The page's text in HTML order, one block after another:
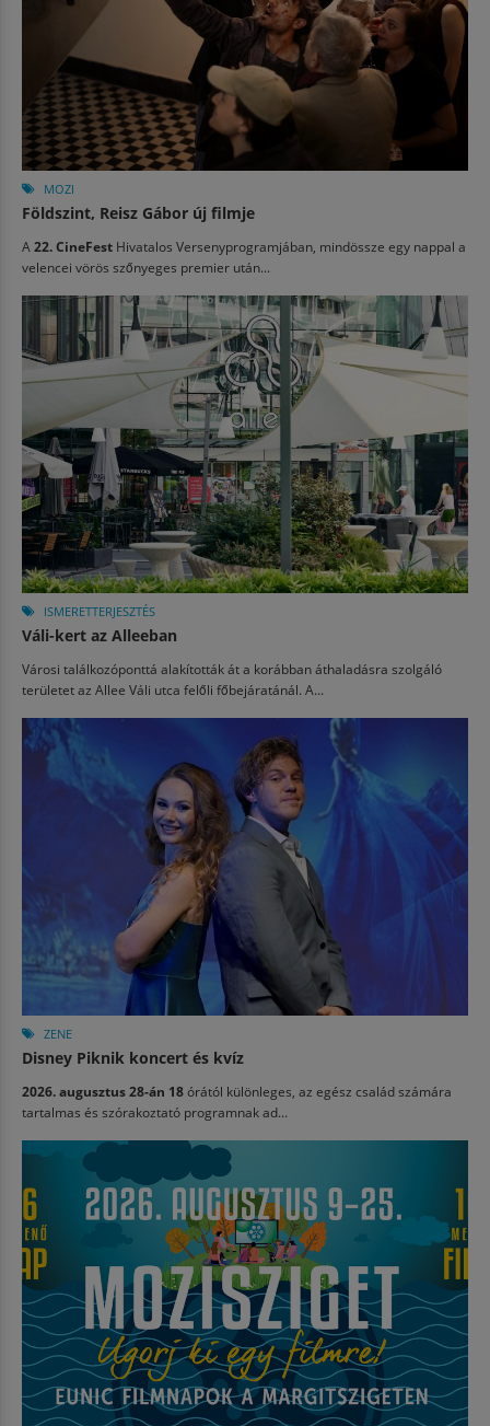
MOZI
Földszint, Reisz Gábor új filmje
A 22. CineFest Hivatalos Versenyprogramjában, mindössze egy nappal a
velencei vörös szőnyeges premier után...
ISMERETTERJESZTÉS
Váli-kert az Alleeban
Városi találkozóponttá alakították át a korábban áthaladásra szolgáló
területet az Allee Váli utca felőli főbejáratánál. A...
ZENE
Disney Piknik koncert és kvíz
2026. augusztus 28-án 18órától különleges, az egész család számára
tartalmas és szórakoztató programnak ad...